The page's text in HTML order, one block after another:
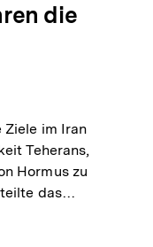
die
Ziele im Iran
Teherans,
Hormus zu
das…